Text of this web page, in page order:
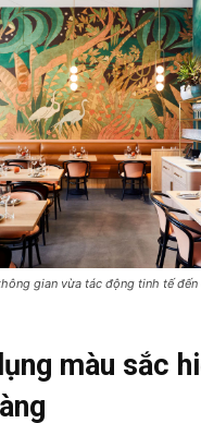
gian vừa tác động tinh tế đến
màu sắc